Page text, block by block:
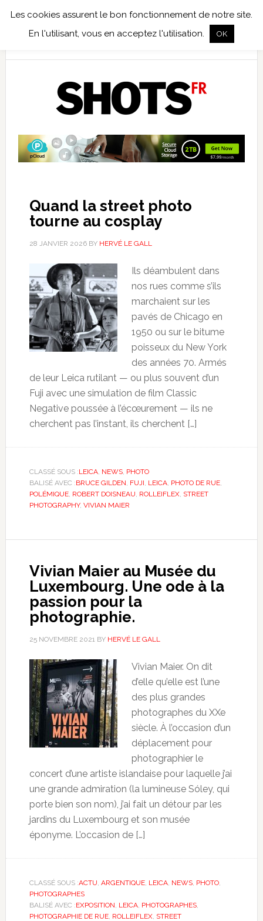
Quand la street photo
tourne au cosplay
28 JANVIER 2026BY HERVÉ LE GALL
Ils déambulent dans
nos rues comme s’ils
marchaient sur les
pavés de Chicago en
1950 ou sur le bitume
poisseux du New York
des années 70. Armés
de leur Leica rutilant — ou plus souvent d’un
Fuji avec une simulation de film Classic
Negative poussée à l’écœurement — ils ne
cherchent pas l’instant, ils cherchent […]
CLASSÉ SOUS :LEICA, NEWS, PHOTO
BALISÉ AVEC :BRUCE GILDEN FUJI LEICA, PHOTO DE RUE,
POLÉMIQUE, ROBERT DOISNEAU ROLLEIFLEX, STREET
PHOTOGRAPHY, VIVIAN MAIER
Vivian Maier au Musée du
Luxembourg. Une ode à la
passion pour la
photographie.
25 NOVEMBRE 2021 BY HERVÉ LE GALL
Vivian Maier. On dit
d’elle qu’elle est l’une
des plus grandes
photographes du XXe
siècle. À l’occasion d’un
déplacement pour
photographier le
concert d’une artiste islandaise pour laquelle j’ai
une grande admiration (la lumineuse Sóley, qui
porte bien son nom), j’ai fait un détour par les
jardins du Luxembourg et son musée
éponyme. L’occasion de […]
CLASSÉ SOUS :ACTU ARGENTIQUE, LEICA, NEWS, PHOTO,
PHOTOGRAPHES
BALISÉ AVEC :EXPOSITION LEICA, PHOTOGRAPHES,
PHOTOGRAPHIE DE RUE, ROLLEIFLEX, STREET
Les cookies assurent le bon fonctionnement de notre site.
En l'utilisant, vous en acceptez l'utilisation.
OK